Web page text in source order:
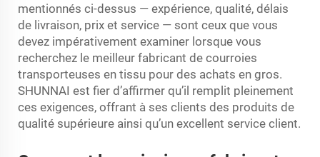
mentionnés ci-dessus — expérience, qualité, délais
de livraison, prix et service — sont ceux que vous
devez impérativement examiner lorsque vous
recherchez le meilleur fabricant de courroies
transporteuses en tissu pour des achats en gros.
SHUNNAI est fier d’affirmer qu’il remplit pleinement
ces exigences, offrant à ses clients des produits de
qualité supérieure ainsi qu’un excellent service client.